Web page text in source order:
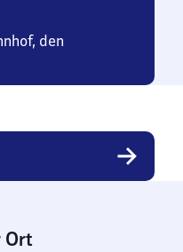
den
Ort